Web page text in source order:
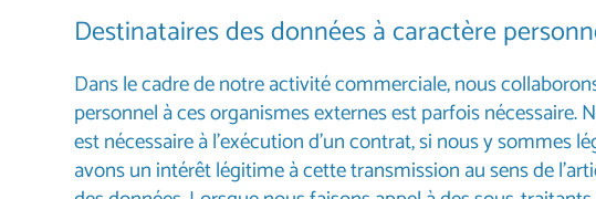
Destinataires des données à caractère
Dans le cadre de notre activité commerciale, nous
personnel à ces organismes externes est parfois
est nécessaire à l’exécution d’un contrat, si nous y
avons un intérêt légitime à cette transmission au sens de